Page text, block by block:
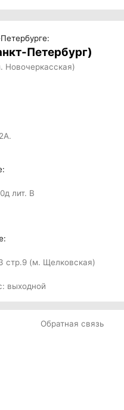
Петербург)
Новочеркасская)
лит. В
стр.9 (м. Щелковская)
выходной
Обратная связь